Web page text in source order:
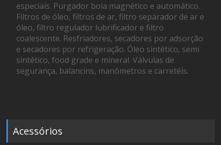
especiais. Purgador boia magnético e automático.
Filtros de óleo, filtros de ar, filtro separador de ar e
óleo, filtro regulador lubrificador e filtro
coalescente. Resfriadores, secadores por adsorção
e secadores por refrigeração. Óleo sintético, semi
sintético, food grade e mineral. Válvulas de
segurança, balancins, manômetros e carretéis.
Acessórios